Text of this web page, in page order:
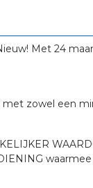
Met 24
zowel een